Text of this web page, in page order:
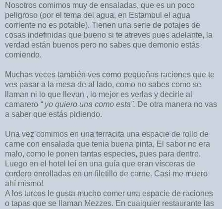
Nosotros comimos muy de ensaladas, que es un poco
peligroso (por el tema del agua, en Estambul el agua
corriente no es potable). Tienen una serie de potajes de
cosas indefinidas que bueno si te atreves pues adelante, la
verdad están buenos pero no sabes que demonio estás
comiendo.
Muchas veces también ves como pequeñas raciones que te
ves pasar a la mesa de al lado, como no sabes como se
llaman ni lo que llevan , lo mejor es verlas y decirle al
camarero “ yo quiero una como esta”. De otra manera no vas
a saber que estás pidiendo.
Una vez comimos en una terracita una espacie de rollo de
carne con ensalada que tenia buena pinta, El sabor no era
malo, como le ponen tantas especies, pues para dentro.
Luego en el hotel leí en una guía que eran vísceras de
cordero enrolladas en un filetillo de carne. Casi me muero
ahí mismo!
A los turcos le gusta mucho comer una espacie de raciones
o tapas que se llaman Mezzes. En cualquier restaurante las